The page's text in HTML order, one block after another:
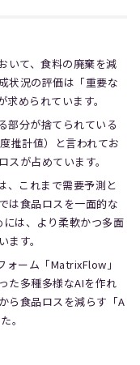
いて、食料の廃棄を減
状況の評価は「重要な
められています。
部分が捨てられている
推計値）と言われてお
が占めています。
、これまで需要予測と
は食品ロスを一面的な
は、より柔軟かつ多面
す。
ォーム「MatrixFlow」
た多種多様なAIを作れ
ら食品ロスを減らす「A
。